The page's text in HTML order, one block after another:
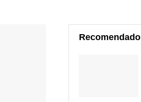
Recomendado